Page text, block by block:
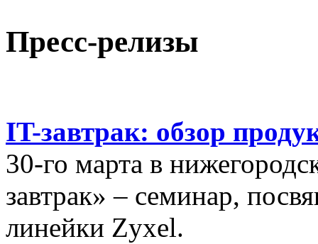
Пресс-релизы
IT-завтрак: обзор
30-го марта в
завтрак» – семинар,
линейки Zyxel.